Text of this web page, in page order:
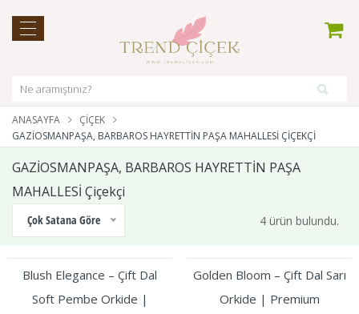
ANASAYFA
ÇIÇEK
GAZİOSMANPAŞA, BARBAROS HAYRETTİN PAŞA MAHALLESİ ÇIÇEKÇI
GAZİOSMANPAŞA, BARBAROS HAYRETTİN PAŞA
MAHALLESİ Çiçekçi
Çok Satana Göre 4 ürün bulundu.
Blush Elegance – Çift Dal
Soft Pembe Orkide |
Golden Bloom – Çift Dal Sarı
Orkide | Premium